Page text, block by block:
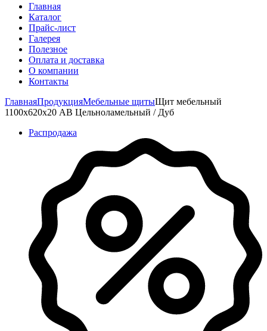
Главная
Каталог
Прайс-лист
Галерея
Полезное
Оплата и доставка
О компании
Контакты
ГлавнаяПродукцияМебельные щитыЩит мебельный
1100х620х20 АВ Цельноламельный / Дуб
Распродажа